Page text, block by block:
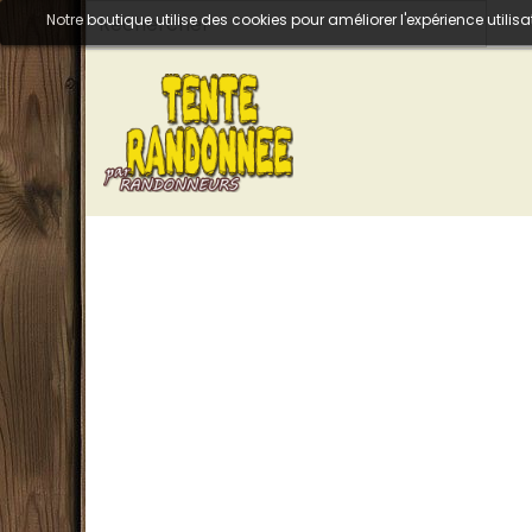
Notre boutique utilise des cookies pour améliorer l'expérience